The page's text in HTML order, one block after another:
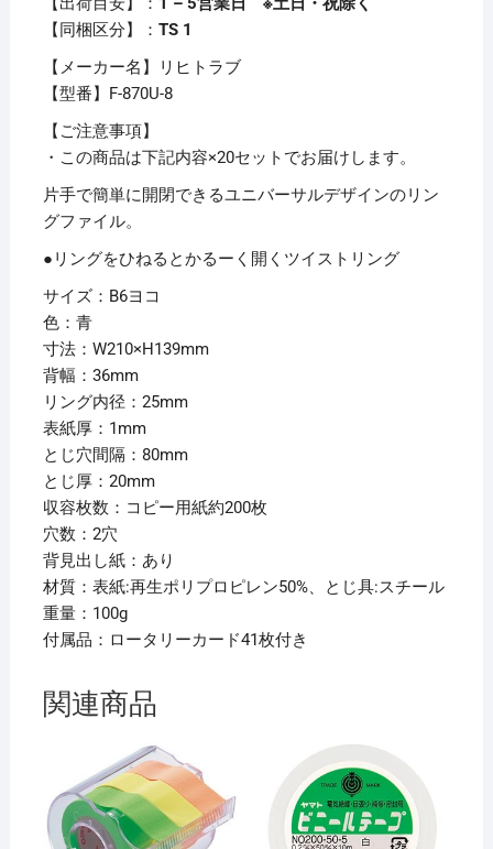
ト
ン
グ）
B6
ヨ
2
穴
200
枚
収
容
背
幅
36mm
青
F-
870U-
8
1
冊
【×20
セ
個
【同梱区分】： TS 1
【メーカー名】リヒトラブ
【型番】F-870U-8
【ご注意事項】
・この商品は下記内容×20セットでお届けします。
片手で簡単に開閉できるユニバーサルデザインのリン
グファイル。
●リングをひねるとかるーく開くツイストリング
サイズ：B6ヨコ
色：青
寸法：W210×H139mm
背幅：36mm
リング内径：25mm
表紙厚：1mm
とじ穴間隔：80mm
とじ厚：20mm
収容枚数：コピー用紙約200枚
穴数：2穴
背見出し紙：あり
材質：表紙:再生ポリプロピレン50%、とじ具:スチール
重量：100g
付属品：ロータリーカード41枚付き
関連商品